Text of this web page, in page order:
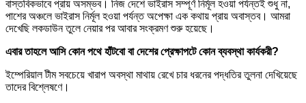
বাস্তবিকভাবে প্রায় অসম্ভব। নিজ দেশে ভাইরাস সম্পূর্ণ নির্মূল হওয়া পর্যন্তই শুধু না,
পাশের অঞ্চলে ভাইরাস নির্মূল হওয়া পর্যন্ত অপেক্ষা এক কথায় প্রায় অবাস্তব। আমরা
দেখেছি লকডাউন তুলে নেয়ার পর আবার সংক্রমণ শুরু হয়েছে।
এবার তাহলে আসি কোন পথে হাঁটবো বা দেশের প্রেক্ষাপটে কোন ব্যবস্থা কার্যকরী?
ইম্পেরিয়াল টীম সবচেয়ে খারাপ অবস্থা মাথায় রেখে চার ধরনের পদ্ধতির তুলনা দেখিয়েছে
তাদের বিশ্লেষণে।